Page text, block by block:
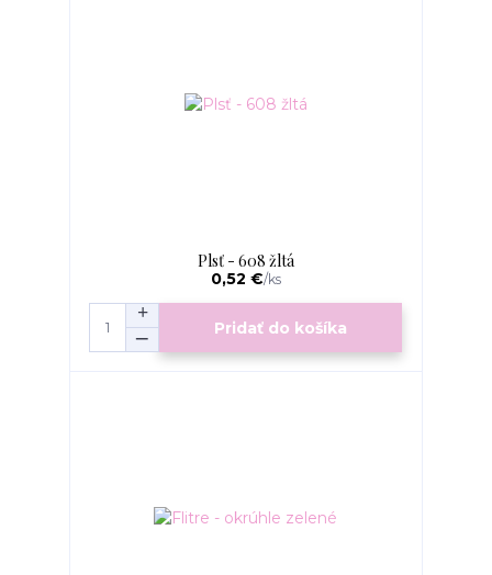
Plsť - 608 žltá
0,52 €/ks
Pridať do košíka